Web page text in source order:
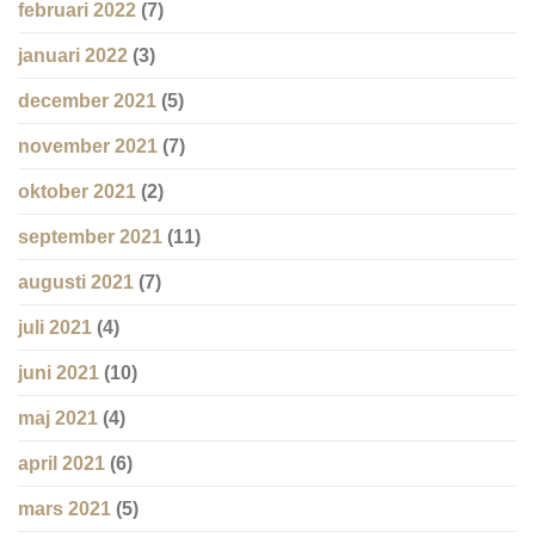
februari 2022 (7)
januari 2022 (3)
december 2021 (5)
november 2021 (7)
oktober 2021 (2)
september 2021 (11)
augusti 2021 (7)
juli 2021 (4)
juni 2021 (10)
maj 2021 (4)
april 2021 (6)
mars 2021 (5)